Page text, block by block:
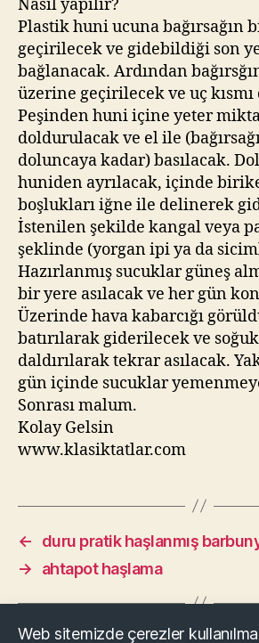
Nasıl yapılır?
Plastik huni ucuna bağırsağın
geçirilecek ve gidebildiği son
bağlanacak. Ardından
üzerine geçirilecek ve uç
Peşinden huni içine yeter
doldurulacak ve el ile
doluncaya kadar) basılacak.
huniden ayrılacak, içinde
boşlukları iğne ile delinerek
İstenilen şekilde kangal veya
şeklinde (yorgan ipi ya da
Hazırlanmış sucuklar güneş
bir yere asılacak ve her gün
Üzerinde hava kabarcığı
batırılarak giderilecek ve
daldırılarak tekrar asılacak.
gün içinde sucuklar
Sonrası malum.
Kolay Gelsin
www.klasiktatlar.com
←
duru pratik haşlanmış
→
ahtapot haşlama
Web sitemizde çerezler